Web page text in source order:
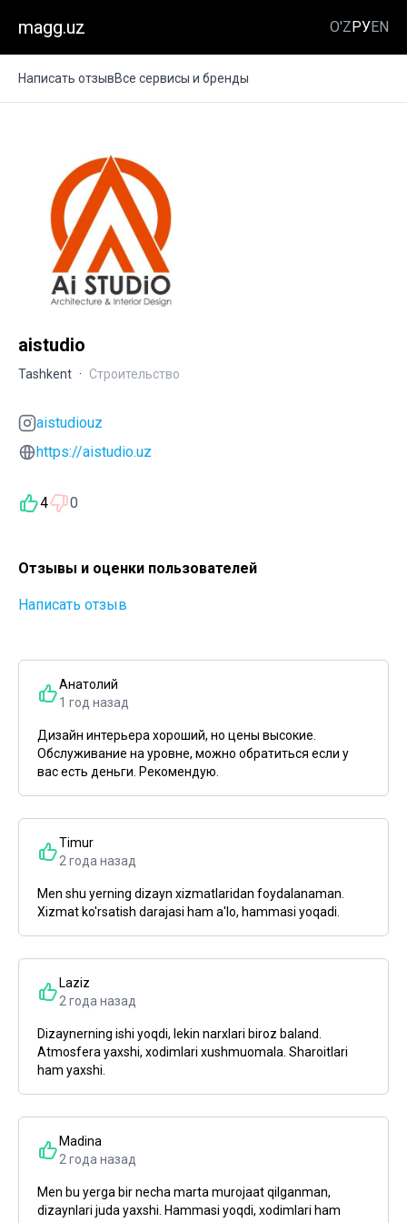
magg.uz O'ZРУEN
Написать отзывВсе сервисы и бренды
aistudio
Tashkent · Строительство
aistudiouz
https://aistudio.uz
4 0
Отзывы и оценки пользователей
Написать отзыв
Анатолий
1 год назад
Дизайн интерьера хороший, но цены высокие.
Обслуживание на уровне, можно обратиться если у
вас есть деньги. Рекомендую.
Timur
2 года назад
Men shu yerning dizayn xizmatlaridan foydalanaman.
Xizmat ko'rsatish darajasi ham a'lo, hammasi yoqadi.
Laziz
2 года назад
Dizaynerning ishi yoqdi, lekin narxlari biroz baland.
Atmosfera yaxshi, xodimlari xushmuomala. Sharoitlari
ham yaxshi.
Madina
2 года назад
Men bu yerga bir necha marta murojaat qilganman,
dizaynlari juda yaxshi. Hammasi yoqdi, xodimlari ham